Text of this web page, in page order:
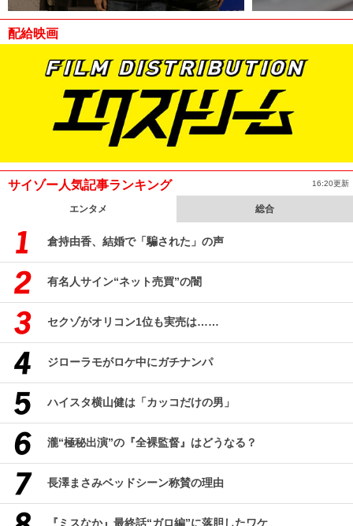
配給映画
サイゾー人気記事ランキング 16:20更新
エンタメ 総合
倉持由香、結婚で「騙された」の声
有名人サイン“ネット売買”の闇
セクゾがオリコン1位も実売は……
ジローラモがロケ中にガチナンパ
ハイスタ横山健は「カッコだけの男」
瀧“極秘出演”の『全裸監督』はどうなる？
長澤まさみベッドシーン称賛の理由
『ミスなか』最終話“ガロ編”に落胆したワケ